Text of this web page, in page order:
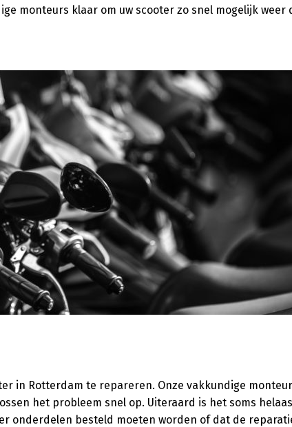
monteurs klaar om uw scooter zo snel mogelijk weer
in Rotterdam te repareren. Onze vakkundige
het probleem snel op. Uiteraard is het soms
onderdelen besteld moeten worden of dat de